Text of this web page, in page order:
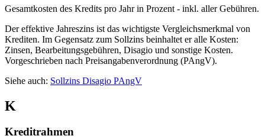
Gesamtkosten des Kredits pro Jahr in Prozent - inkl. aller Gebühren.
Der effektive Jahreszins ist das wichtigste Vergleichsmerkmal von
Krediten. Im Gegensatz zum Sollzins beinhaltet er alle Kosten:
Zinsen, Bearbeitungsgebühren, Disagio und sonstige Kosten.
Vorgeschrieben nach Preisangabenverordnung (PAngV).
Siehe auch: Sollzins Disagio PAngV
K
Kreditrahmen